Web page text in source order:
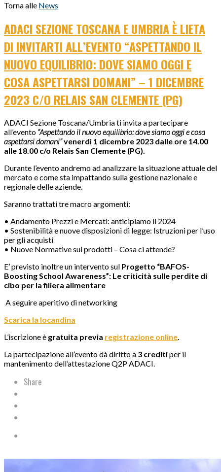
Torna alle News
ADACI SEZIONE TOSCANA E UMBRIA È LIETA
DI INVITARTI ALL’EVENTO “ASPETTANDO IL
NUOVO EQUILIBRIO: DOVE SIAMO OGGI E
COSA ASPETTARSI DOMANI” – 1 DICEMBRE
2023 C/O RELAIS SAN CLEMENTE (PG)
ADACI Sezione Toscana/Umbria ti invita a partecipare
all’evento “Aspettando il nuovo equilibrio: dove siamo oggi e cosa
aspettarsi domani”venerdì 1 dicembre 2023 dalle ore 14.00
alle 18.00 c/o Relais San Clemente (PG).
Durante l’evento andremo ad analizzare la situazione attuale del
mercato e come sta impattando sulla gestione nazionale e
regionale delle aziende.
Saranno trattati tre macro argomenti:
• Andamento Prezzi e Mercati: anticipiamo il 2024
• Sostenibilità e nuove disposizioni di legge: Istruzioni per l’uso
per gli acquisti
• Nuove Normative sui prodotti – Cosa ci attende?
E’ previsto inoltre un intervento sul Progetto “BAFOS-
Boosting School Awareness”: Le criticità sulle perdite di
cibo per la filiera alimentare
A seguire aperitivo di networking
Scarica la locandina
L’iscrizione è gratuita previa registrazione online.
La partecipazione all’evento dà diritto a 3 creditiper il
mantenimento dell’attestazione Q2P ADACI.
Share